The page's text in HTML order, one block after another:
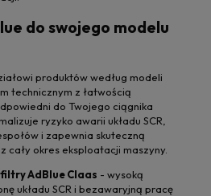
do swojego modelu
produktów według modeli
technicznym z łatwością
do Twojego ciągnika
ryzyko awarii układu SCR,
i zapewnia skuteczną
cały okres eksploatacji maszyny.
AdBlue Claas - wysoką
układu SCR i bezawaryjną pracę